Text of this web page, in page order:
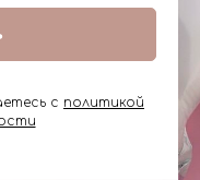
с политикой